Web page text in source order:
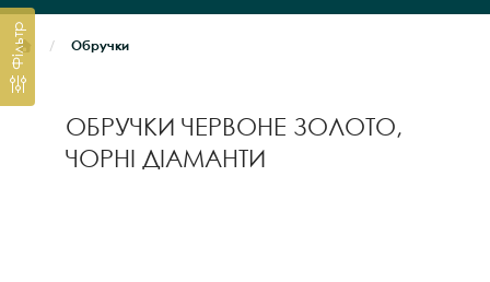
Обручки
ОБРУЧКИ ЧЕРВОНЕ ЗОЛОТО,
ЧОРНІ ДІАМАНТИ
Фільтр